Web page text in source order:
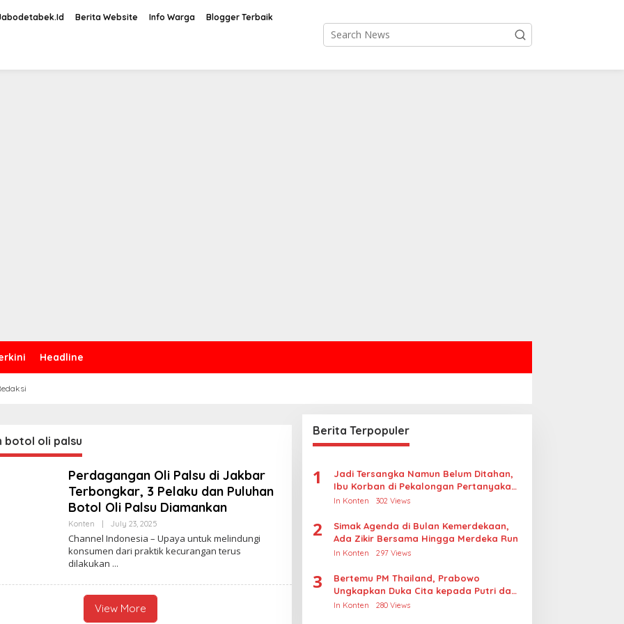
Berita Website Info Warga Blogger Terbaik
Headline
botol oli palsu
Perdagangan Oli Palsu di Jakbar
Terbongkar, 3 Pelaku dan Puluhan
Botol Oli Palsu Diamankan
Konten July 23, 2025
Y
C
H
N
N
Channel Indonesia – Upaya untuk melindungi
konsumen dari praktik kecurangan terus
dilakukan
View More
Berita Terpopuler
1
Jadi Tersangka Namun Belum Ditahan,
Ibu Korban di Pekalongan Pertanyakan
Keseriusan Polisi Tangani Kasus
In Konten 302 Views
2
Simak Agenda di Bulan Kemerdekaan,
Ada Zikir Bersama Hingga Merdeka Run
In Konten 297 Views
3
Bertemu PM Thailand, Prabowo
Ungkapkan Duka Cita kepada Putri dan
Selamat Ulang Tahun ke Raja Thailand
In Konten 280 Views